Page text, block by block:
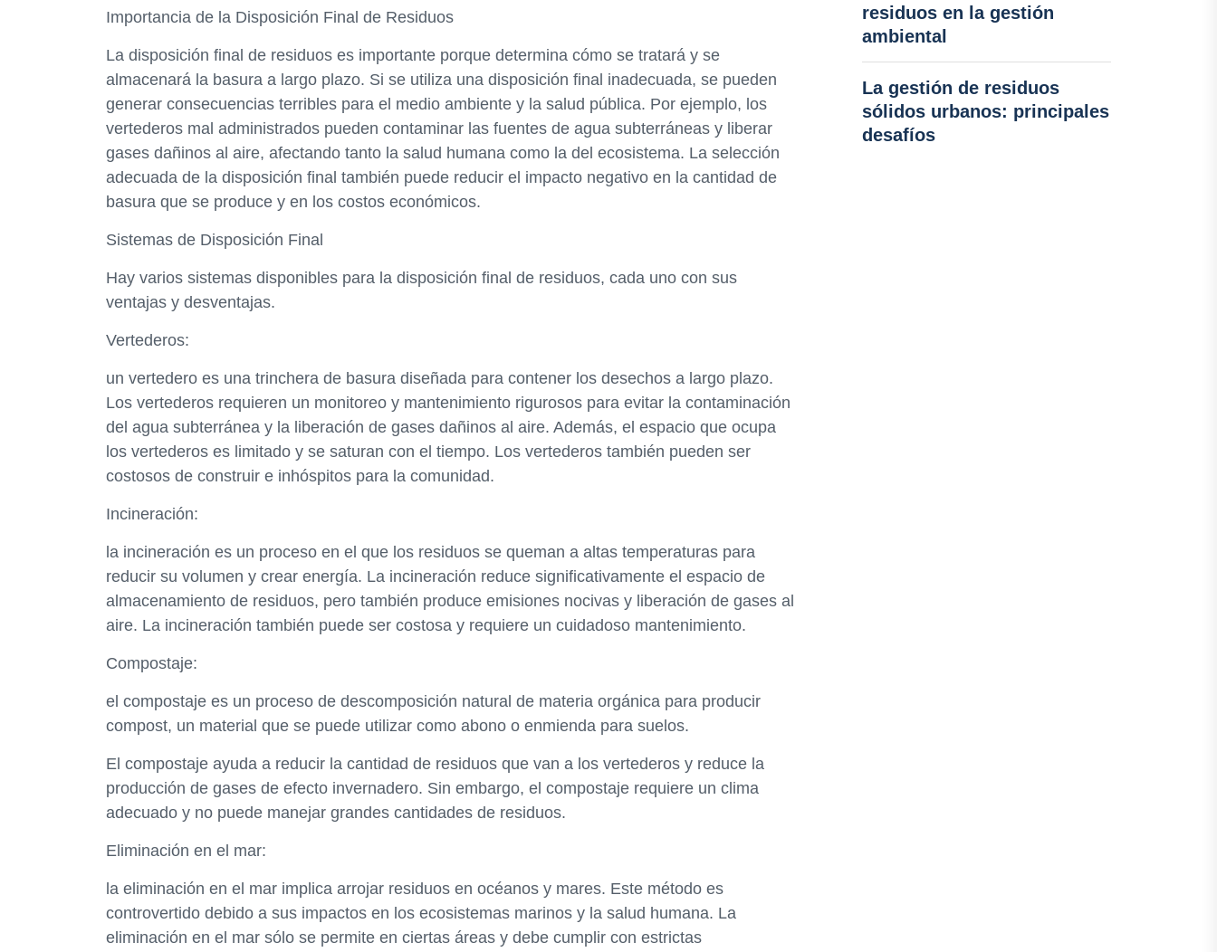
Importancia de la Disposición Final de Residuos
La disposición final de residuos es importante porque determina cómo se tratará y se
almacenará la basura a largo plazo. Si se utiliza una disposición final inadecuada, se pueden
generar consecuencias terribles para el medio ambiente y la salud pública. Por ejemplo, los
vertederos mal administrados pueden contaminar las fuentes de agua subterráneas y liberar
gases dañinos al aire, afectando tanto la salud humana como la del ecosistema. La selección
adecuada de la disposición final también puede reducir el impacto negativo en la cantidad de
basura que se produce y en los costos económicos.
Sistemas de Disposición Final
Hay varios sistemas disponibles para la disposición final de residuos, cada uno con sus
ventajas y desventajas.
Vertederos:
un vertedero es una trinchera de basura diseñada para contener los desechos a largo plazo.
Los vertederos requieren un monitoreo y mantenimiento rigurosos para evitar la contaminación
del agua subterránea y la liberación de gases dañinos al aire. Además, el espacio que ocupa
los vertederos es limitado y se saturan con el tiempo. Los vertederos también pueden ser
costosos de construir e inhóspitos para la comunidad.
Incineración:
la incineración es un proceso en el que los residuos se queman a altas temperaturas para
reducir su volumen y crear energía. La incineración reduce significativamente el espacio de
almacenamiento de residuos, pero también produce emisiones nocivas y liberación de gases al
aire. La incineración también puede ser costosa y requiere un cuidadoso mantenimiento.
Compostaje:
el compostaje es un proceso de descomposición natural de materia orgánica para producir
compost, un material que se puede utilizar como abono o enmienda para suelos.
El compostaje ayuda a reducir la cantidad de residuos que van a los vertederos y reduce la
producción de gases de efecto invernadero. Sin embargo, el compostaje requiere un clima
adecuado y no puede manejar grandes cantidades de residuos.
Eliminación en el mar:
la eliminación en el mar implica arrojar residuos en océanos y mares. Este método es
controvertido debido a sus impactos en los ecosistemas marinos y la salud humana. La
eliminación en el mar sólo se permite en ciertas áreas y debe cumplir con estrictas
residuos en la gestión
ambiental
La gestión de residuos
sólidos urbanos: principales
desafíos